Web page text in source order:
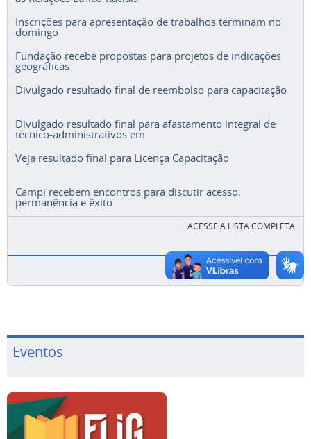
Inscrições para apresentação de trabalhos terminam no
domingo
Fundação recebe propostas para projetos de indicações
geográficas
Divulgado resultado final de reembolso para capacitação
Divulgado resultado final para afastamento integral de
técnico-administrativos em...
Veja resultado final para Licença Capacitação
Campi recebem encontros para discutir acesso,
permanência e êxito
ACESSE A LISTA COMPLETA
Eventos